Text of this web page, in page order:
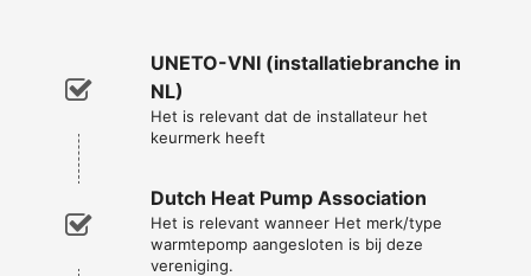
UNETO-VNI (installatiebranche in
NL)
Het is relevant dat de installateur het
keurmerk heeft
Dutch Heat Pump Association
Het is relevant wanneer Het merk/type
warmtepomp aangesloten is bij deze
vereniging.